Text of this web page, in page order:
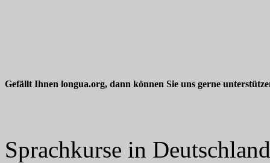
Gefällt Ihnen longua.org, dann können Sie uns gerne
Sprachkurse in